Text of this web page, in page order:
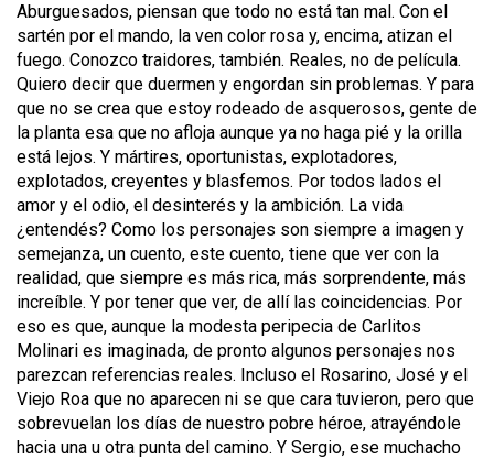
Aburguesados, piensan que todo no está tan mal. Con el
sartén por el mando, la ven color rosa y, encima, atizan el
fuego. Conozco traidores, también. Reales, no de película.
Quiero decir que duermen y engordan sin problemas. Y para
que no se crea que estoy rodeado de asquerosos, gente de
la planta esa que no afloja aunque ya no haga pié y la orilla
está lejos. Y mártires, oportunistas, explotadores,
explotados, creyentes y blasfemos. Por todos lados el
amor y el odio, el desinterés y la ambición. La vida
¿entendés? Como los personajes son siempre a imagen y
semejanza, un cuento, este cuento, tiene que ver con la
realidad, que siempre es más rica, más sorprendente, más
increíble. Y por tener que ver, de allí las coincidencias. Por
eso es que, aunque la modesta peripecia de Carlitos
Molinari es imaginada, de pronto algunos personajes nos
parezcan referencias reales. Incluso el Rosarino, José y el
Viejo Roa que no aparecen ni se que cara tuvieron, pero que
sobrevuelan los días de nuestro pobre héroe, atrayéndole
hacia una u otra punta del camino. Y Sergio, ese muchacho